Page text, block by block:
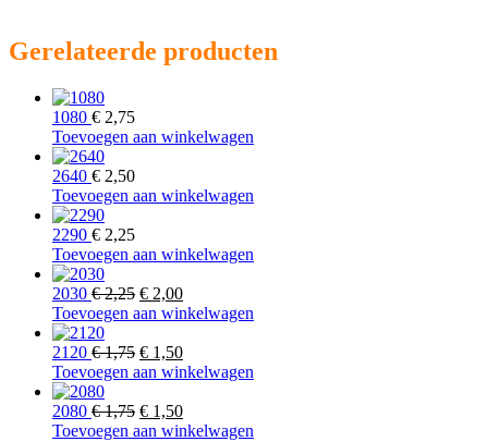
Gerelateerde producten
1080 € 2,75
Toevoegen aan winkelwagen
2640 € 2,50
Toevoegen aan winkelwagen
2290 € 2,25
Toevoegen aan winkelwagen
2030 €2,25 Oorspronkelijke
prijs
€ 2,25.
€ 2,00Huidige
prijs
€ 2,00.
Toevoegen aan winkelwagen
2120 €1,75 Oorspronkelijke
prijs
€ 1,75.
€ 1,50Huidige
prijs
€ 1,50.
Toevoegen aan winkelwagen
2080 €1,75 Oorspronkelijke
prijs
€ 1,50Huidige
prijs
Toevoegen aan winkelwagen